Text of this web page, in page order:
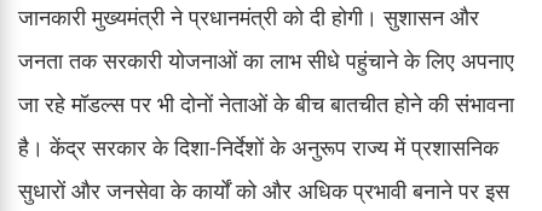
जानकारी मुख्यमंत्री ने प्रधानमंत्री को दी होगी। सुशासन और
जनता तक सरकारी योजनाओं का लाभ सीधे पहुंचाने के लिए अपनाए
जा रहे मॉडल्स पर भी दोनों नेताओं के बीच बातचीत होने की संभावना
है। केंद्र सरकार के दिशा-निर्देशों के अनुरूप राज्य में प्रशासनिक
सुधारों और जनसेवा के कार्यों को और अधिक प्रभावी बनाने पर इस